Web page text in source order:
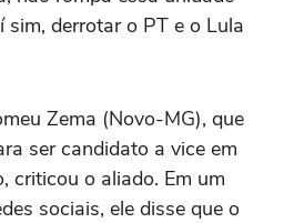
sim, derrotar o PT e o Lula
Zema (Novo-MG), que
ser candidato a vice em
criticou o aliado. Em um
sociais, ele disse que o